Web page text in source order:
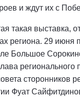
и ждут их с
такая выставка,
региона. 29 июня
Большое
регионального
сторонников
Фуат